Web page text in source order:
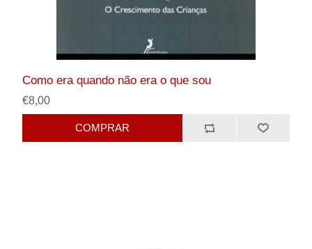
Como era quando não era o que sou
€8,00
COMPRAR